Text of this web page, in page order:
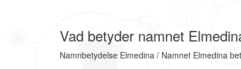
Vad betyder namnet
Namnbetydelse Elmedina / Namnet Elmedina